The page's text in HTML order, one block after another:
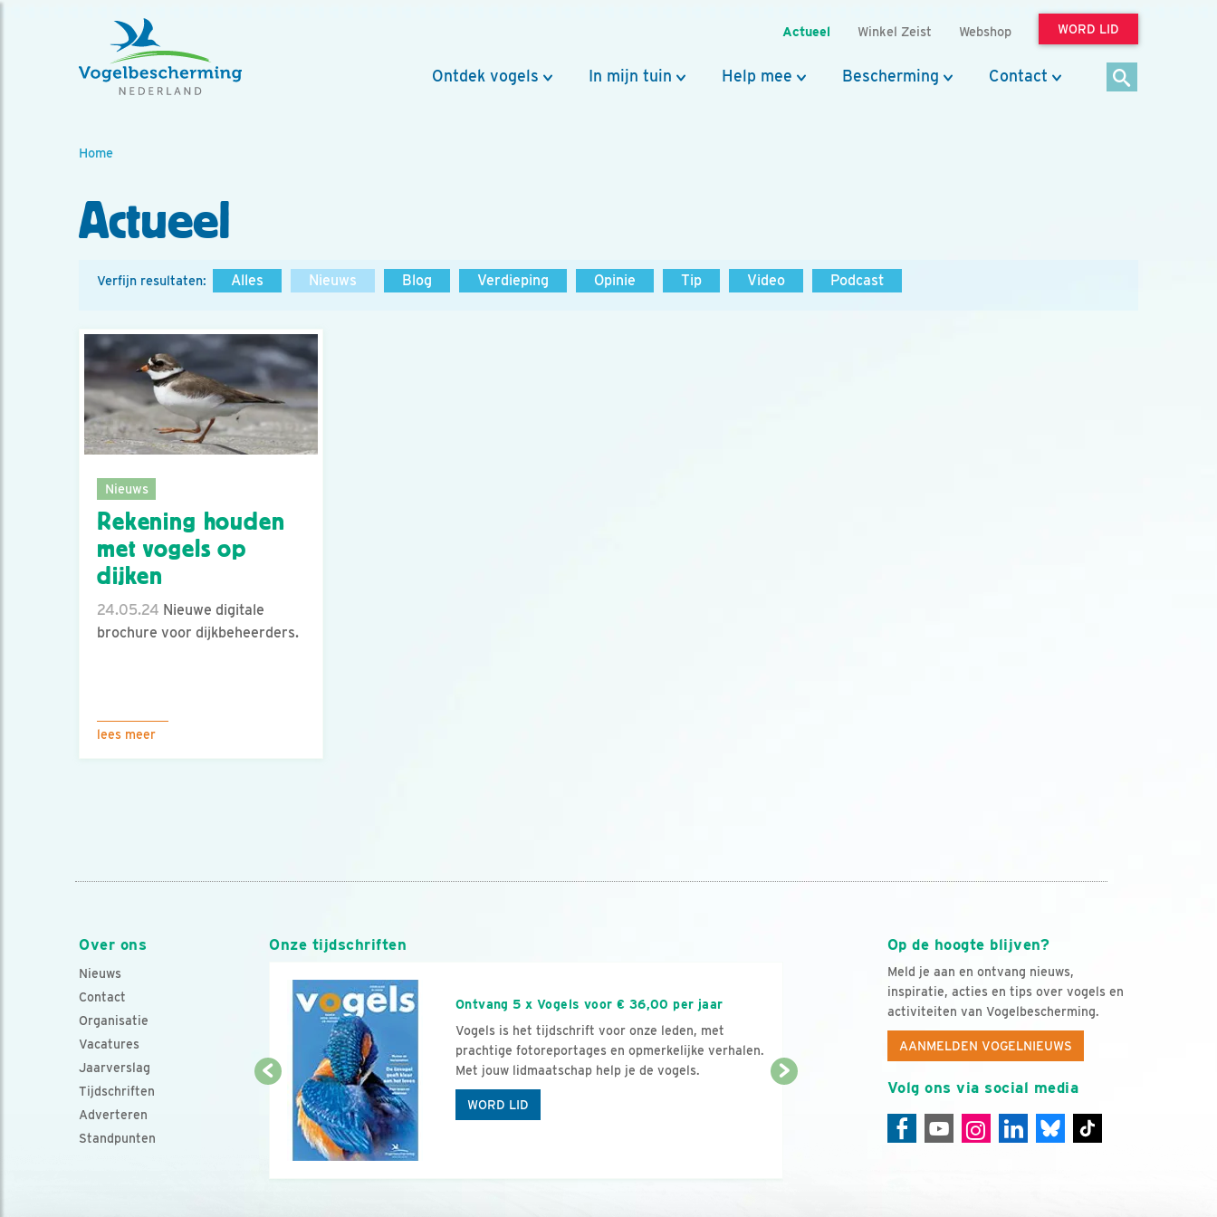
Actueel Winkel Zeist Webshop WORD LID
Ontdek vogels In mijn tuin Help mee Bescherming Contact
Home
Actueel
Verfijn resultaten: Alles Nieuws Blog Verdieping Opinie Tip Video Podcast
Nieuws
Rekening houden
met vogels op
dijken
24.05.24 Nieuwe digitale
brochure voor dijkbeheerders.
lees meer
Over ons
Nieuws
Contact
Organisatie
Vacatures
Jaarverslag
Tijdschriften
Adverteren
Standpunten
Op de hoogte blijven?
Meld je aan en ontvang nieuws,
inspiratie, acties en tips over vogels en
activiteiten van Vogelbescherming.
AANMELDEN VOGELNIEUWS
Volg ons via social media
Onze tijdschriften
Ontvang 5 x Vogels voor € 36,00 per jaar
Vogels is het tijdschrift voor onze leden, met
prachtige fotoreportages en opmerkelijke verhalen.
Met jouw lidmaatschap help je de vogels.
WORD LID